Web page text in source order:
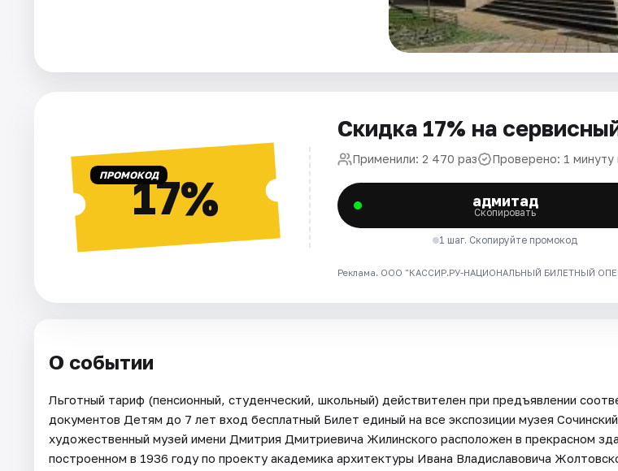
ПРОМОКОД17%
Скидка 17% на
Применили: 2 470 раз Проверено: 1 минуту
адмитад
Скопировать
1 шаг. Скопируйте промокод
Реклама. ООО "КАССИР.РУ-НАЦИОНАЛЬНЫЙ БИЛЕТНЫЙ
О событии
Льготный тариф (пенсионный, студенческий, школьный) действителен при предъявлении
документов Детям до 7 лет вход бесплатный Билет единый на все экспозиции музея Сочинский
художественный музей имени Дмитрия Дмитриевича Жилинского расположен в прекрасном
построенном в 1936 году по проекту академика архитектуры Ивана Владиславовича